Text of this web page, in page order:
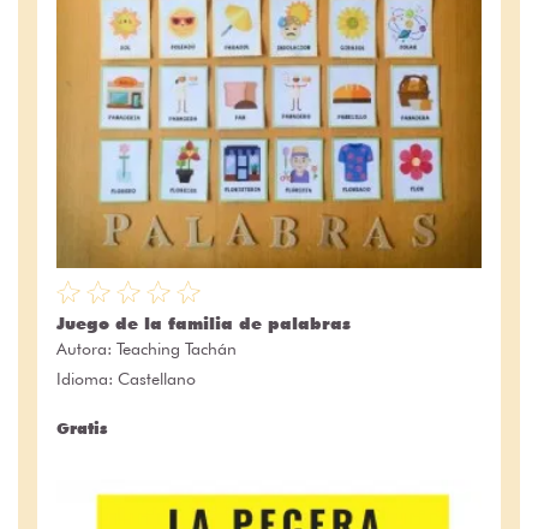
Juego de la familia de palabras
Autora: Teaching Tachán
Idioma: Castellano
Gratis